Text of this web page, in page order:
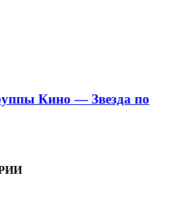
Кино — Звезда по